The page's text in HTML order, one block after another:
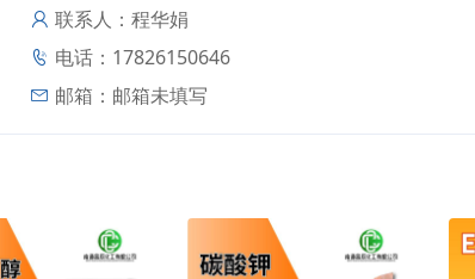
联系人：程华娟
电话：17826150646
邮箱： 邮箱未填写